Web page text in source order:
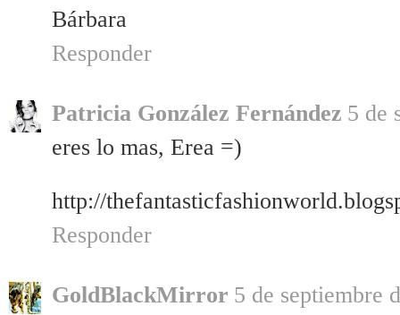
Bárbara
Responder
Patricia González Fernández 5 de
eres lo mas, Erea =)
http://
Responder
GoldBlackMirror 5 de septiembre